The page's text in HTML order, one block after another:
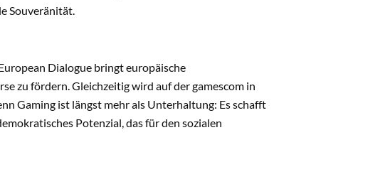
Souveränität.
Dialogue bringt europäische
zu fördern. Gleichzeitig wird auf der gamescom in
Gaming ist längst mehr als Unterhaltung: Es schafft
Potenzial, das für den sozialen